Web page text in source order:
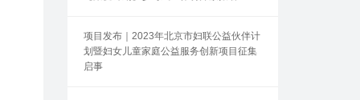
项目发布｜2023年北京市妇联公益伙伴计
划暨妇女儿童家庭公益服务创新项目征集
启事